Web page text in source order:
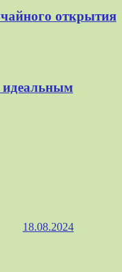
открытия
идеальным
18.08.2024